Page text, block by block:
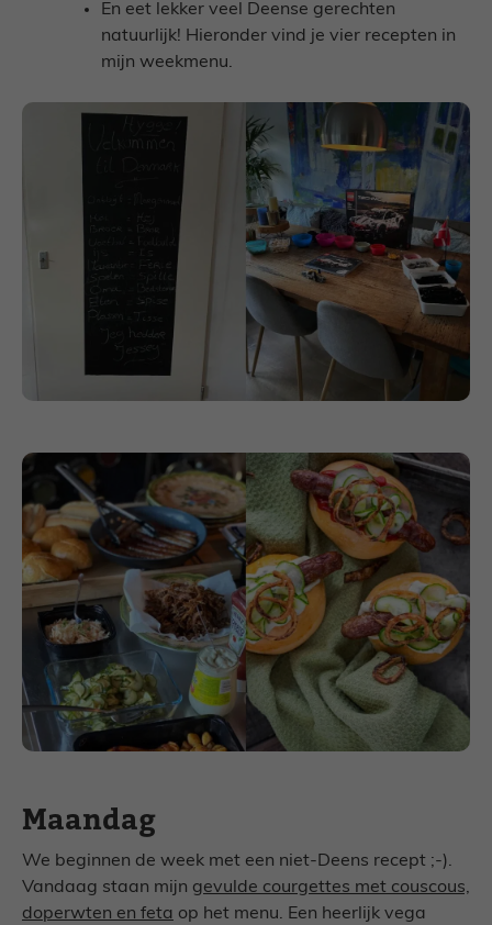
En eet lekker veel Deense gerechten
natuurlijk! Hieronder vind je vier recepten in
mijn weekmenu.
Maandag
We beginnen de week met een niet-Deens recept ;-).
Vandaag staan mijn gevulde courgettes met couscous,
doperwten en feta op het menu. Een heerlijk vega